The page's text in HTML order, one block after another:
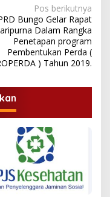
Pos berikutnya
Bungo Gelar Rapat
Dalam Rangka
Penetapan program
Pembentukan Perda (
) Tahun 2019.